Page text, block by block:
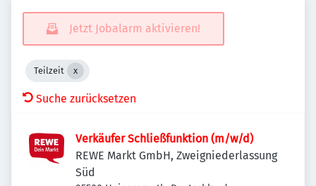
Jetzt Jobalarm aktivieren!
Teilzeit
Suche zurücksetzen
Verkäufer Schließfunktion (m/w/d)
REWE Markt GmbH, Zweigniederlassung
Süd